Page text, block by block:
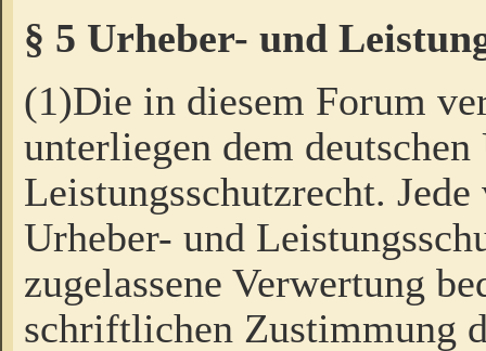
§ 5 Urheber- und
(1)Die in diesem Forum
unterliegen dem
Leistungsschutzrecht.
Urheber- und
zugelassene Verwertung
schriftlichen Zustimmung